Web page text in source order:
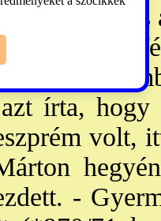
róla,
aki
Az
írta, hogy
volt,
-